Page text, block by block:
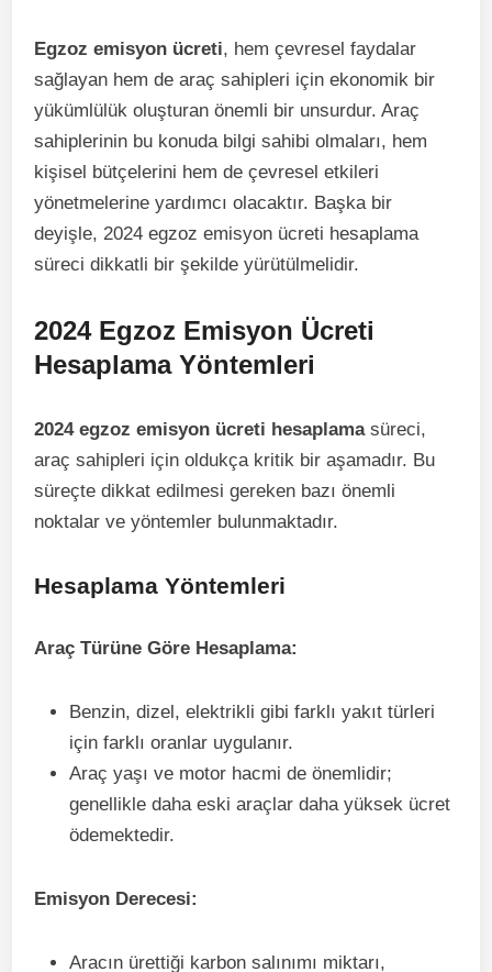
Egzoz emisyon ücreti, hem çevresel faydalar
sağlayan hem de araç sahipleri için ekonomik bir
yükümlülük oluşturan önemli bir unsurdur. Araç
sahiplerinin bu konuda bilgi sahibi olmaları, hem
kişisel bütçelerini hem de çevresel etkileri
yönetmelerine yardımcı olacaktır. Başka bir
deyişle, 2024 egzoz emisyon ücreti hesaplama
süreci dikkatli bir şekilde yürütülmelidir.
2024 Egzoz Emisyon Ücreti
Hesaplama Yöntemleri
2024 egzoz emisyon ücreti hesaplamasüreci,
araç sahipleri için oldukça kritik bir aşamadır. Bu
süreçte dikkat edilmesi gereken bazı önemli
noktalar ve yöntemler bulunmaktadır.
Hesaplama Yöntemleri
Araç Türüne Göre Hesaplama:
Benzin, dizel, elektrikli gibi farklı yakıt türleri
için farklı oranlar uygulanır.
Araç yaşı ve motor hacmi de önemlidir;
genellikle daha eski araçlar daha yüksek ücret
ödemektedir.
Emisyon Derecesi:
Aracın ürettiği karbon salınımı miktarı,